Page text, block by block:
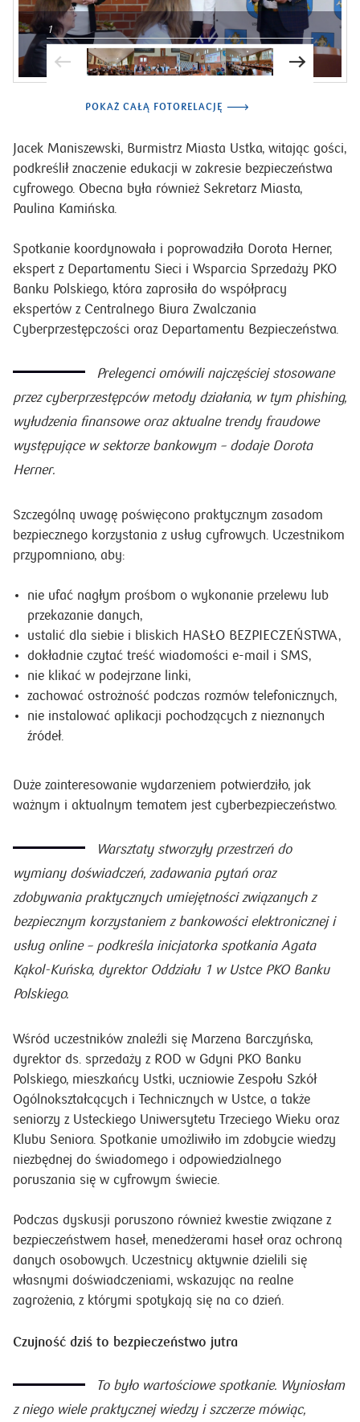
1
POKAŻ CAŁĄ FOTORELACJĘ
Jacek Maniszewski, Burmistrz Miasta Ustka, witając gości,
podkreślił znaczenie edukacji w zakresie bezpieczeństwa
cyfrowego. Obecna była również Sekretarz Miasta,
Paulina Kamińska.
Spotkanie koordynowała i poprowadziła Dorota Herner,
ekspert z Departamentu Sieci i Wsparcia Sprzedaży PKO
Banku Polskiego, która zaprosiła do współpracy
ekspertów z Centralnego Biura Zwalczania
Cyberprzestępczości oraz Departamentu Bezpieczeństwa.
Prelegenci omówili najczęściej stosowane
przez cyberprzestępców metody działania, w tym phishing,
wyłudzenia finansowe oraz aktualne trendy fraudowe
występujące w sektorze bankowym – dodaje Dorota
Herner.
Szczególną uwagę poświęcono praktycznym zasadom
bezpiecznego korzystania z usług cyfrowych. Uczestnikom
przypomniano, aby:
nie ufać nagłym prośbom o wykonanie przelewu lub
przekazanie danych,
ustalić dla siebie i bliskich HASŁO BEZPIECZEŃSTWA,
dokładnie czytać treść wiadomości e-mail i SMS,
nie klikać w podejrzane linki,
zachować ostrożność podczas rozmów telefonicznych,
nie instalować aplikacji pochodzących z nieznanych
źródeł.
Duże zainteresowanie wydarzeniem potwierdziło, jak
ważnym i aktualnym tematem jest cyberbezpieczeństwo.
Warsztaty stworzyły przestrzeń do
wymiany doświadczeń, zadawania pytań oraz
zdobywania praktycznych umiejętności związanych z
bezpiecznym korzystaniem z bankowości elektronicznej i
usług online – podkreśla inicjatorka spotkania Agata
Kąkol-Kuńska, dyrektor Oddziału 1 w Ustce PKO Banku
Polskiego.
Wśród uczestników znaleźli się Marzena Barczyńska,
dyrektor ds. sprzedaży z ROD w Gdyni PKO Banku
Polskiego, mieszkańcy Ustki, uczniowie Zespołu Szkół
Ogólnokształcących i Technicznych w Ustce, a także
seniorzy z Usteckiego Uniwersytetu Trzeciego Wieku oraz
Klubu Seniora. Spotkanie umożliwiło im zdobycie wiedzy
niezbędnej do świadomego i odpowiedzialnego
poruszania się w cyfrowym świecie.
Podczas dyskusji poruszono również kwestie związane z
bezpieczeństwem haseł, menedżerami haseł oraz ochroną
danych osobowych. Uczestnicy aktywnie dzielili się
własnymi doświadczeniami, wskazując na realne
zagrożenia, z którymi spotykają się na co dzień.
Czujność dziś to bezpieczeństwo jutra
To było wartościowe spotkanie. Wyniosłam
z niego wiele praktycznej wiedzy i szczerze mówiąc,